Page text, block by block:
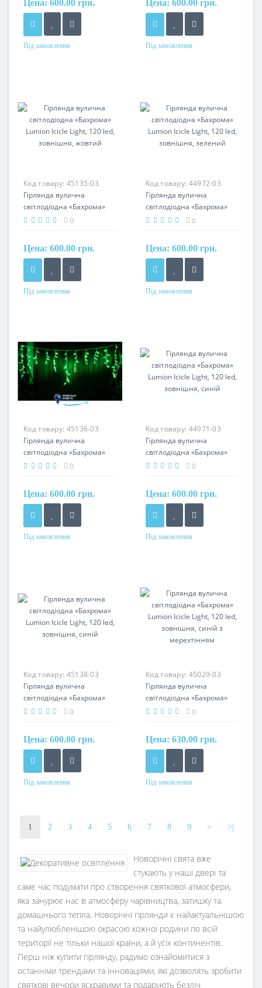
Цена: 600.00 грн.
Під замовлення
Цена: 600.00 грн.
Під замовлення
Код товару: 45135-03
Гірлянда вулична
світлодіодна «Бахрома»
Lumion Icicle Light, 120 led,
0
Цена: 600.00 грн.
Під замовлення
Код товару: 44972-03
Гірлянда вулична
світлодіодна «Бахрома»
Lumion Icicle Light, 120 led,
0
Цена: 600.00 грн.
Під замовлення
Код товару: 45136-03
Гірлянда вулична
світлодіодна «Бахрома»
Lumion Icicle Light, 120 led,
0
Цена: 600.00 грн.
Під замовлення
Код товару: 44971-03
Гірлянда вулична
світлодіодна «Бахрома»
Lumion Icicle Light, 120 led,
0
Цена: 600.00 грн.
Під замовлення
Код товару: 45138-03
Гірлянда вулична
світлодіодна «Бахрома»
Lumion Icicle Light, 120 led,
0
Цена: 600.00 грн.
Під замовлення
Код товару: 45029-03
Гірлянда вулична
світлодіодна «Бахрома»
Lumion Icicle Light, 120 led,
0
Цена: 630.00 грн.
Під замовлення
1 2 3 4 5 6 7 8 9 > >|
Новорічні свята вже
стукають у наші двері та
саме час подумати про створення святкової атмосфери,
яка занурює нас в атмосферу чарівництва, затишку та
домашнього тепла. Новорічні гірлянди є найактуальнішою
та найулюбленішою окрасою кожної родини по всій
території не тільки нашої країни, а й усіх континентів.
Перш ніж купити гірлянду, радимо ознайомитися з
останніми трендами та інноваціями, які дозволять зробити
святкові вечори яскравими та подарують безліч